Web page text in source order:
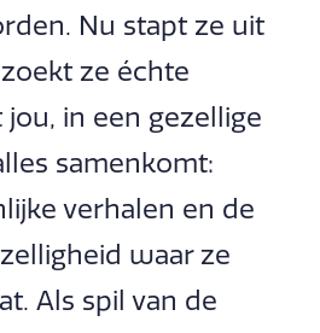
Nu stapt ze uit
ze échte
in een gezellige
samenkomt:
verhalen en de
waar ze
Als spil van de